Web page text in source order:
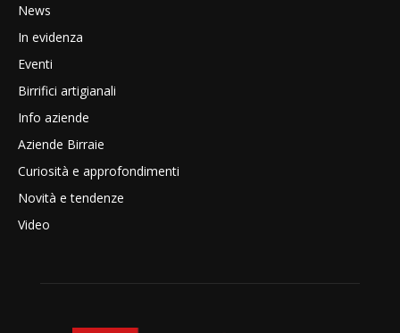
News
In evidenza
Eventi
Birrifici artigianali
Info aziende
Aziende Birraie
Curiosità e approfondimenti
Novità e tendenze
Video